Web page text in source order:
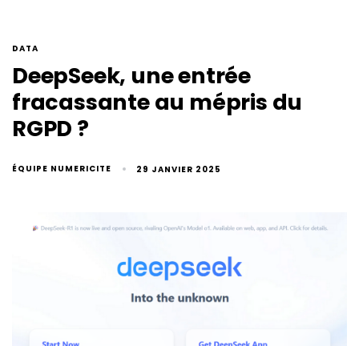
DATA
DeepSeek, une entrée
fracassante au mépris du
RGPD ?
ÉQUIPE NUMERICITE 29 JANVIER 2025